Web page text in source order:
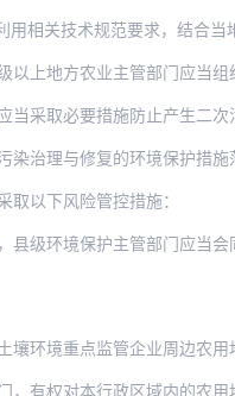
要求，结合当地实际情况，组织制
主管部门应当组织制定土壤污染治
防止产生二次污染，并防止对被修复
治理与修复的环境保护措施
以下风险管控措施：
管部门应当会同农业等主管部门制定
管企业周边农用地开展监测，监
区域内的农用地土壤污染防治相关活